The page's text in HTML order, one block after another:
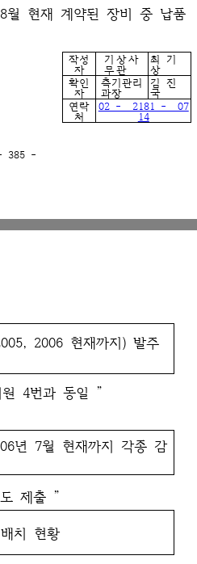
현재 계약된 장비 중 납품
작성
자
기상사
무관
최 기
상
확인
자
측기관리
과장
김 진
국
연락
처
02 - 2181 - 07
14
385 -
2006 현재까지) 발주
4번과 동일 ”
년 7월 현재까지 각종 감
제출 ”
치 현황